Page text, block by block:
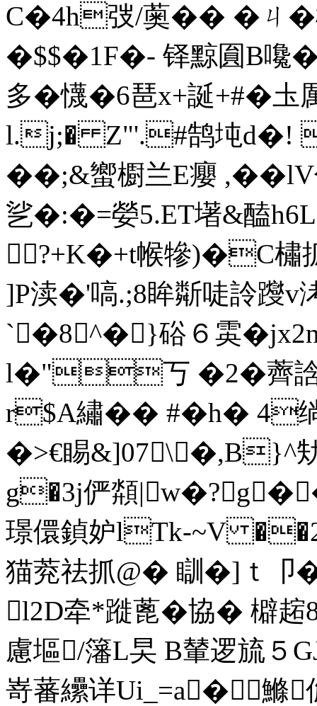
C�4h弢/薁�� �ㄐ
�$$�1F�- 铎 黥圎B
多�懱�6琶x+誕+#�圡
l.j;� Z"'.#鹄坉d�!
��;&蠁櫉兰E癭
乷�:�=嫈5.ET墸&醘h6L
?+K�+t帿犙)�C橚
]P渎�'嗃.;8眸斴唗詅躞
`�8^�}硲６雵
l�"丂 �2�薺
r$A繡�� #�h�
�>€睗&]07\
g�3j俨頮
璟儇鍞妒lTk-~V ��2
猫萒祛抓@� 瞓�]ｔ
l2D牵*蹝蓖�協� 檘趤
慮塸/籓L旲 B輦逻
嵜蕃纝详Ui_=a�鰷